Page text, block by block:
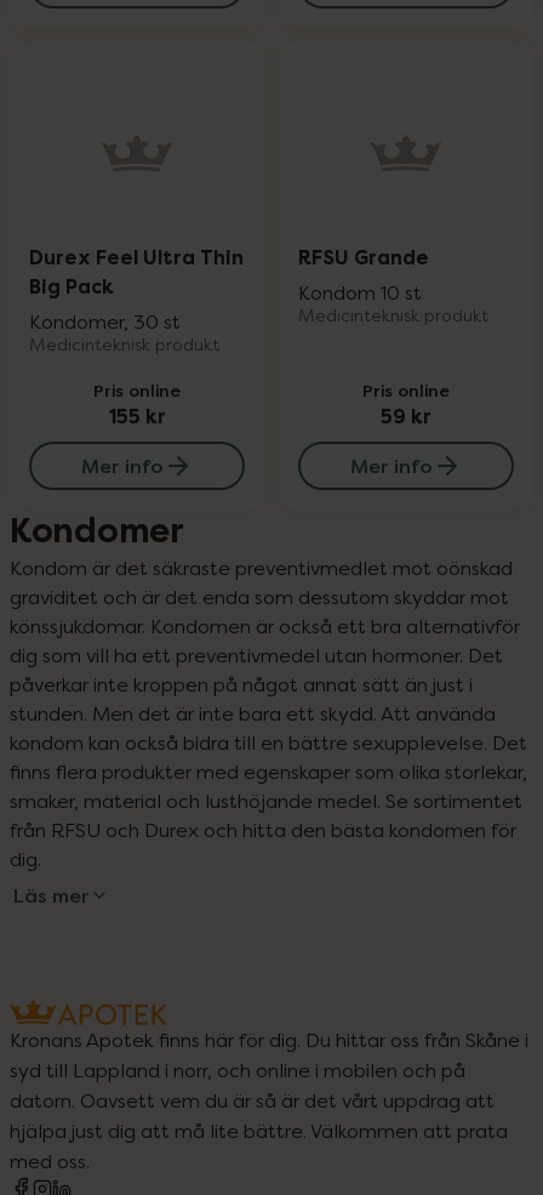
Durex Feel Ultra Thin
Big Pack
Kondomer, 30 st
Medicinteknisk produkt
Pris online
155 kr
Mer info
RFSU Grande
Kondom 10 st
Medicinteknisk produkt
Pris online
59 kr
Mer info
Kondomer
Kondom är det säkraste preventivmedlet mot oönskad
graviditet och är det enda som dessutom skyddar mot
könssjukdomar. Kondomen är också ett bra alternativför
dig som vill ha ett preventivmedel utan hormoner. Det
påverkar inte kroppen på något annat sätt än just i
stunden. Men det är inte bara ett skydd. Att använda
kondom kan också bidra till en bättre sexupplevelse. Det
finns flera produkter med egenskaper som olika storlekar,
smaker, material och lusthöjande medel. Se sortimentet
från RFSU och Durex och hitta den bästa kondomen för
dig.
Läs mer
Kronans Apotek finns här för dig. Du hittar oss från Skåne i
syd till Lappland i norr, och online i mobilen och på
datorn. Oavsett vem du är så är det vårt uppdrag att
hjälpa just dig att må lite bättre. Välkommen att prata
med oss.